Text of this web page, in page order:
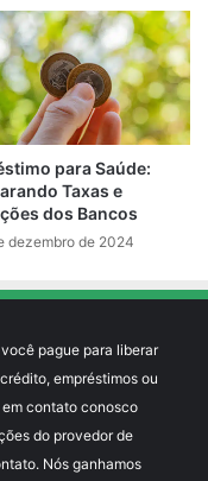
para Saúde:
Taxas e
dos Bancos
dezembro de 2024
pague para liberar
empréstimos ou
contato conosco
do provedor de
Nós ganhamos